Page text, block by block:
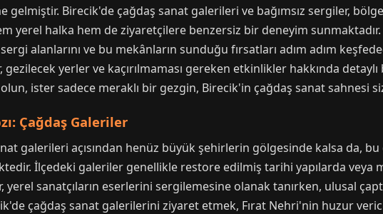
gelmiştir. Birecik'de çağdaş sanat galerileri ve bağımsız sergiler,
yerel halka hem de ziyaretçilere benzersiz bir deneyim
alanlarını ve bu mekânların sunduğu fırsatları adım adım
yerler ve kaçırılmaması gereken etkinlikler hakkında detaylı
ister sadece meraklı bir gezgin, Birecik'in çağdaş sanat sahnesi
Çağdaş Galeriler
galerileri açısından henüz büyük şehirlerin gölgesinde kalsa da,
İlçedeki galeriler genellikle restore edilmiş tarihi yapılarda veya
sanatçıların eserlerini sergilemesine olanak tanırken, ulusal
çağdaş sanat galerilerini ziyaret etmek, Fırat Nehri'nin huzur